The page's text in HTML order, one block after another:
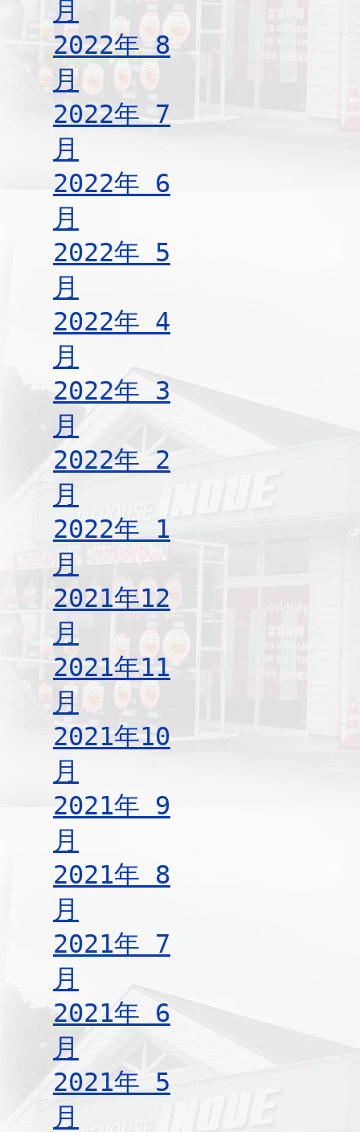
月
2022年 8
月
2022年 7
月
2022年 6
月
2022年 5
月
2022年 4
月
2022年 3
月
2022年 2
月
2022年 1
月
2021年12
月
2021年11
月
2021年10
月
2021年 9
月
2021年 8
月
2021年 7
月
2021年 6
月
2021年 5
月